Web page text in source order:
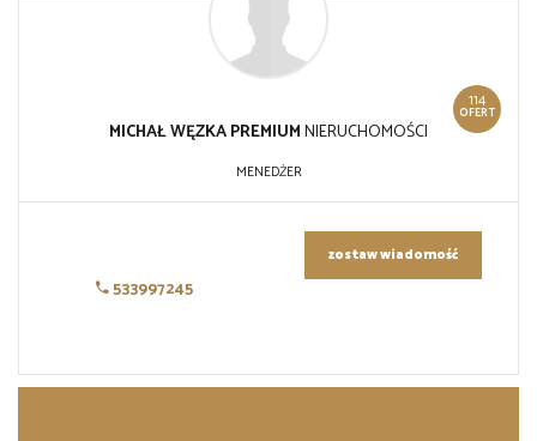
114
OFERT
MICHAŁ WĘZKA PREMIUMNIERUCHOMOŚCI
MENEDŻER
533997245
zostaw wiadomość